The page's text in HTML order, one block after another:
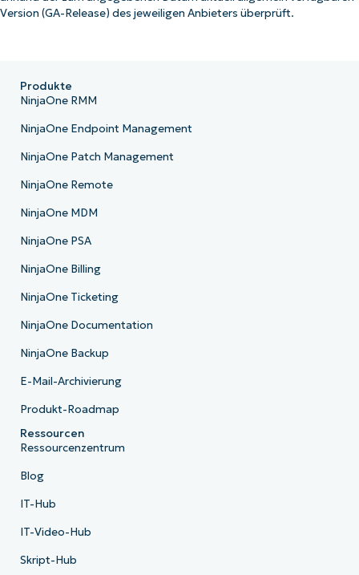
Version (GA-Release) des jeweiligen Anbieters überprüft.
Produkte
NinjaOne RMM
NinjaOne Endpoint Management
NinjaOne Patch Management
NinjaOne Remote
NinjaOne MDM
NinjaOne PSA
NinjaOne Billing
NinjaOne Ticketing
NinjaOne Documentation
NinjaOne Backup
E-Mail-Archivierung
Produkt-Roadmap
Ressourcen
Ressourcenzentrum
Blog
IT-Hub
IT-Video-Hub
Skript-Hub